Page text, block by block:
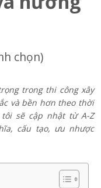
chọn)
trong thi công xây
và bền hơn theo thời
sẽ cập nhật từ A-Z
cấu tạo, ưu nhược